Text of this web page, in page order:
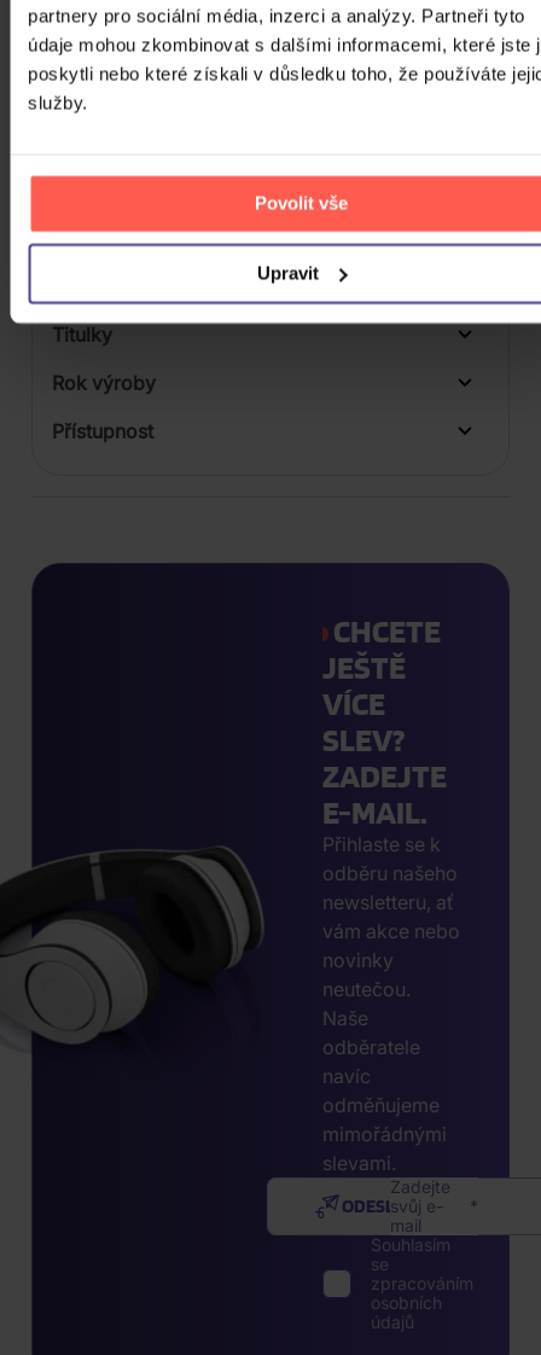
partnery pro sociální média, inzerci a analýzy. Partneři tyto
údaje mohou zkombinovat s dalšími informacemi, které jste
poskytli nebo které získali v důsledku toho, že používáte
služby.
Povolit vše
Upravit
Počet vinyl
Počet KiT
Počet Platform Album
Titulky
Rok výroby
Přístupnost
CHCETE
JEŠTĚ
VÍCE
SLEV?
ZADEJTE
E-MAIL.
Přihlaste se k
odběru našeho
newsletteru, ať
vám akce nebo
novinky
neutečou.
Naše
odběratele
navíc
odměňujeme
mimořádnými
slevami.
Zadejte
svůj e-
mail
ODESLAT
Souhlasím
se
zpracováním
osobních
údajů